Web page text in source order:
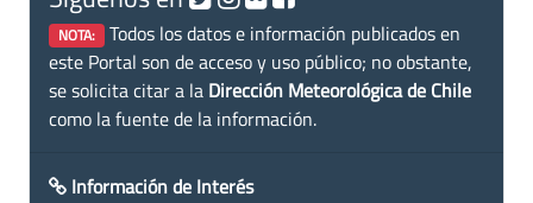
NOTA: Todos los datos e información publicados en
este Portal son de acceso y uso público; no obstante,
se solicita citar a la Dirección Meteorológica de Chile
como la fuente de la información.
Información de Interés